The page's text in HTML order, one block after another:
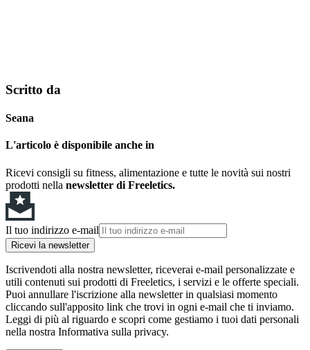
Scritto da
Seana
L'articolo è disponibile anche in
Ricevi consigli su fitness, alimentazione e tutte le novità sui nostri
prodotti nella newsletter di Freeletics.
Il tuo indirizzo e-mail
Ricevi la newsletter
Iscrivendoti alla nostra newsletter, riceverai e-mail personalizzate e
utili contenuti sui prodotti di Freeletics, i servizi e le offerte speciali.
Puoi annullare l'iscrizione alla newsletter in qualsiasi momento
cliccando sull'apposito link che trovi in ogni e-mail che ti inviamo.
Leggi di più al riguardo e scopri come gestiamo i tuoi dati personali
nella nostra Informativa sulla privacy.